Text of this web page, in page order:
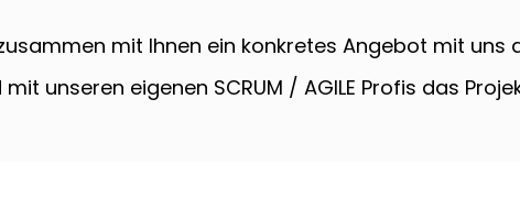
mit Ihnen ein konkretes Angebot mit
unseren eigenen SCRUM / AGILE Profis das